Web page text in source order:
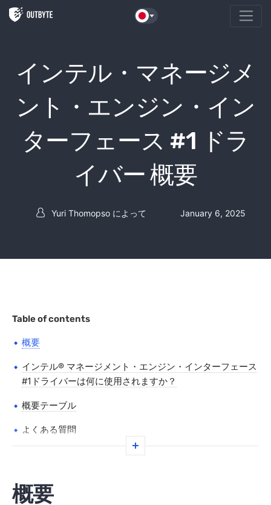
本文へスキップ
インテル・マネージメ
ント・エンジン・イン
ターフェース #1 ドラ
イバー 概要
投稿者
Yuri Thomopsoによって January 6, 2025
Table of contents
概要
インテル® マネージメント・エンジン・インターフェース
#1ドライバーは何に使用されますか？
概要テーブル
よくある質問
概要